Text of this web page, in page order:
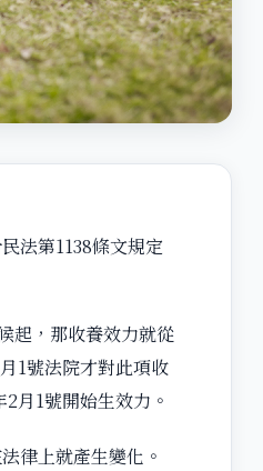
法第1138條文規定
起，那收養效力就從
1號法院才對此項收
月1號開始生效力。
律上就產生變化。